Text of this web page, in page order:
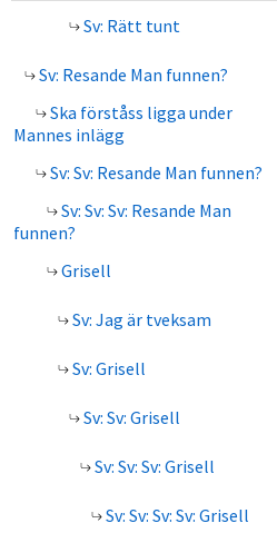
Sv: Rätt tunt
Sv: Resande Man funnen?
Ska förståss ligga under
Mannes inlägg
Sv: Sv: Resande Man funnen?
Sv: Sv: Sv: Resande Man
funnen?
Grisell
Sv: Jag är tveksam
Sv: Grisell
Sv: Sv: Grisell
Sv: Sv: Sv: Grisell
Sv: Sv: Sv: Sv: Grisell